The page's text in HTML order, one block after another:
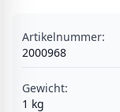
Artikelnummer:
2000968
Gewicht:
1 kg